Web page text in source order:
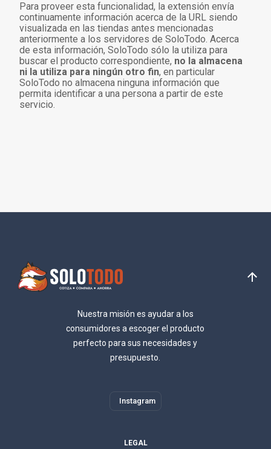
Para proveer esta funcionalidad, la extensión envía
continuamente información acerca de la URL siendo
visualizada en las tiendas antes mencionadas
anteriormente a los servidores de SoloTodo. Acerca
de esta información, SoloTodo sólo la utiliza para
buscar el producto correspondiente, no la almacena
ni la utiliza para ningún otro fin, en particular
SoloTodo no almacena ninguna información que
permita identificar a una persona a partir de este
servicio.
Nuestra misión es ayudar a los
consumidores a escoger el producto
perfecto para sus necesidades y
presupuesto.
Instagram
LEGAL